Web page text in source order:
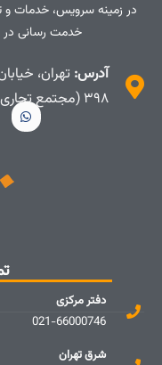
در زمینه سرویس، خدمات و
خدمت رسانی در
آدرس: تهران،
۳۹۸ (مجتمع تجاری آرمان) طبقه منفی یک واحد ۵
دفتر مرکزی
021-66000746
شرق تهران